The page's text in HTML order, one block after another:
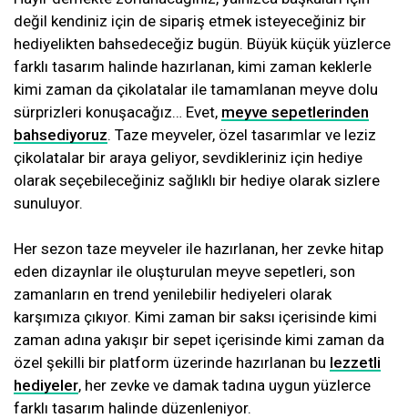
değil kendiniz için de sipariş etmek isteyeceğiniz bir
hediyelikten bahsedeceğiz bugün. Büyük küçük yüzlerce
farklı tasarım halinde hazırlanan, kimi zaman keklerle
kimi zaman da çikolatalar ile tamamlanan meyve dolu
sürprizleri konuşacağız… Evet, meyve sepetlerinden
bahsediyoruz. Taze meyveler, özel tasarımlar ve leziz
çikolatalar bir araya geliyor, sevdikleriniz için hediye
olarak seçebileceğiniz sağlıklı bir hediye olarak sizlere
sunuluyor.
Her sezon taze meyveler ile hazırlanan, her zevke hitap
eden dizaynlar ile oluşturulan meyve sepetleri, son
zamanların en trend yenilebilir hediyeleri olarak
karşımıza çıkıyor. Kimi zaman bir saksı içerisinde kimi
zaman adına yakışır bir sepet içerisinde kimi zaman da
özel şekilli bir platform üzerinde hazırlanan bu lezzetli
hediyeler, her zevke ve damak tadına uygun yüzlerce
farklı tasarım halinde düzenleniyor.